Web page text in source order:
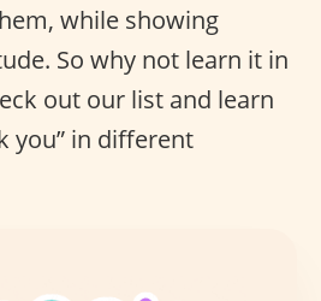
while showing
So why not learn it in
out our list and learn
you” in different